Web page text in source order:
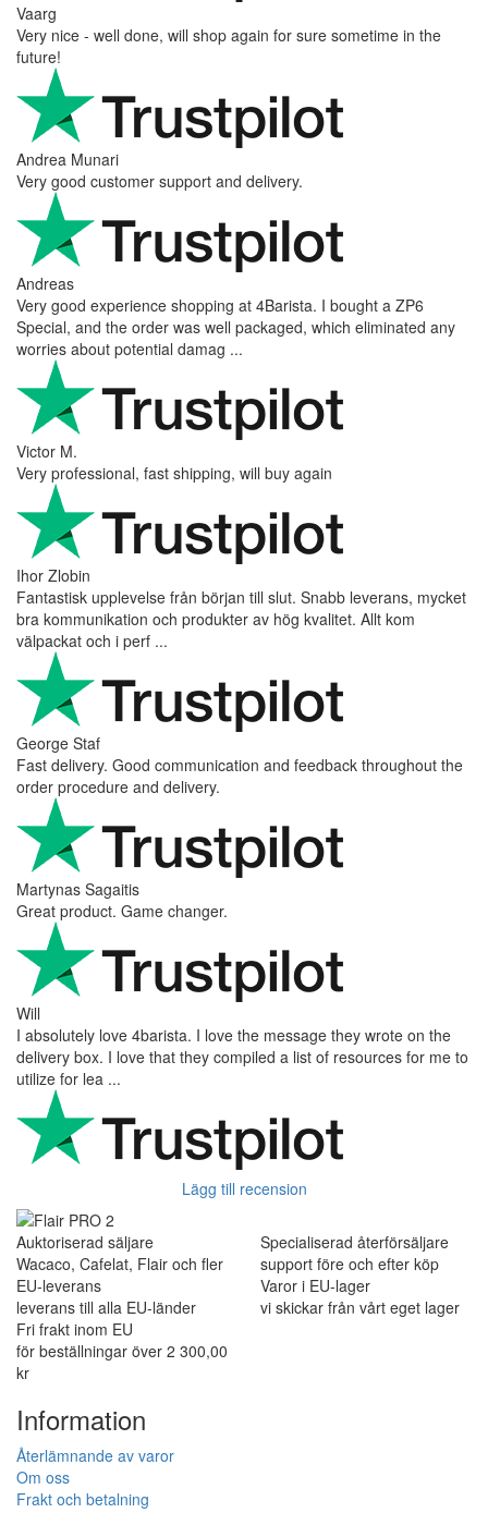
Vaarg
Very nice - well done, will shop again for sure sometime in the
future!
Andrea Munari
Very good customer support and delivery.
Andreas
Very good experience shopping at 4Barista. I bought a ZP6
Special, and the order was well packaged, which eliminated any
worries about potential damag ...
Victor M.
Very professional, fast shipping, will buy again
Ihor Zlobin
Fantastisk upplevelse från början till slut. Snabb leverans, mycket
bra kommunikation och produkter av hög kvalitet. Allt kom
välpackat och i perf ...
George Staf
Fast delivery. Good communication and feedback throughout the
order procedure and delivery.
Martynas Sagaitis
Great product. Game changer.
Will
I absolutely love 4barista. I love the message they wrote on the
delivery box. I love that they compiled a list of resources for me to
utilize for lea ...
Lägg till recension
Auktoriserad säljare
Wacaco, Cafelat, Flair och fler
Specialiserad återförsäljare
support före och efter köp
EU-leverans
leverans till alla EU-länder
Varor i EU-lager
vi skickar från vårt eget lager
Fri frakt inom EU
för beställningar över 2 300,00
kr
Information
Återlämnande av varor
Om oss
Frakt och betalning